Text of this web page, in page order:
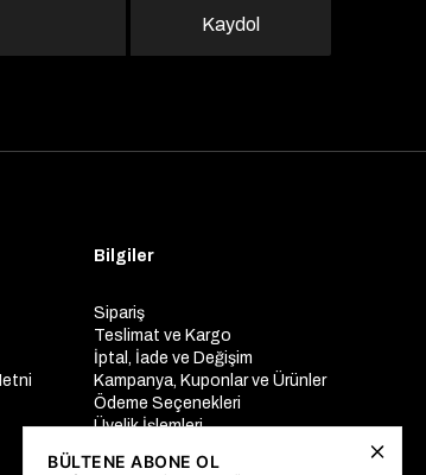
Kaydol
Bilgiler
Sipariş
Teslimat ve Kargo
İptal, İade ve Değişim
Kampanya, Kuponlar ve Ürünler
Ödeme Seçenekleri
Üyelik İşlemleri
BÜLTENE ABONE OL